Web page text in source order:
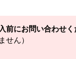
前にお問い合わせく
せん）